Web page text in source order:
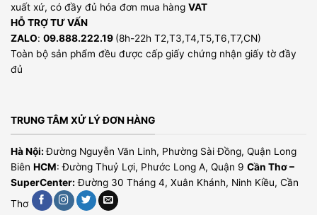
xuất xứ, có đầy đủ hóa đơn mua hàng VAT
HỖ TRỢ TƯ VẤN
ZALO: 09.888.222.19 (8h-22h T2,T3,T4,T5,T6,T7,CN)
Toàn bộ sản phẩm đều được cấp giấy chứng nhận giấy tờ đầy
đủ
TRUNG TÂM XỬ LÝ ĐƠN HÀNG
Hà Nội:Đường Nguyễn Văn Linh, Phường Sài Đồng, Quận Long
Biên HCM: Đường Thuỷ Lợi, Phước Long A, Quận 9 Cần Thơ –
SuperCenter: Đường 30 Tháng 4, Xuân Khánh, Ninh Kiều, Cần
Thơ